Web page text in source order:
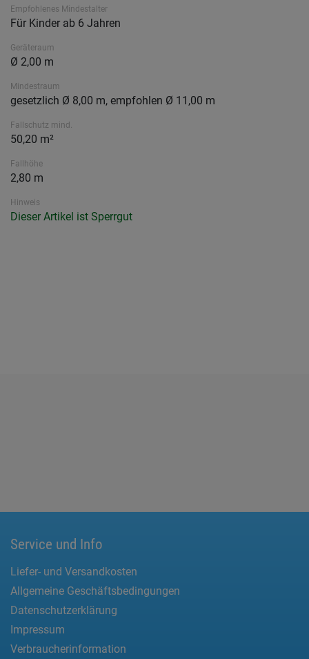
Empfohlenes Mindestalter
Für Kinder ab 6 Jahren
Geräteraum
Ø 2,00 m
Mindestraum
gesetzlich Ø 8,00 m, empfohlen Ø 11,00 m
Fallschutz mind.
50,20 m²
Fallhöhe
2,80 m
Hinweis
Dieser Artikel ist Sperrgut
Service und Info
Liefer- und Versandkosten
Allgemeine Geschäftsbedingungen
Datenschutzerklärung
Impressum
Verbraucherinformation